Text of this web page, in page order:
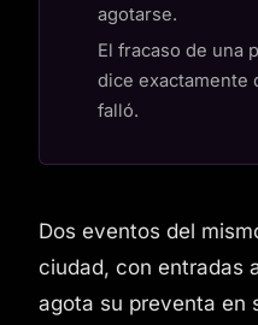
agotarse.
El fracaso de una
dice exactamente
falló.
Dos eventos del
ciudad, con entradas
agota su preventa en